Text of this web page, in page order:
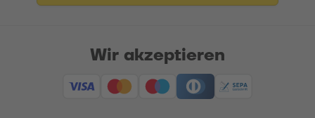
Wir akzeptieren